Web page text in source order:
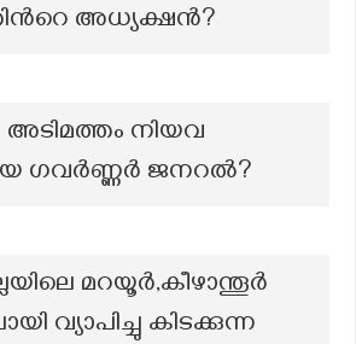
അധ്യക്ഷന്‍?
അടിമത്തം നിയവ
ഗവർണ്ണർ ജനറൽ?
മറയൂർ,കീഴാന്തൂർ
വ്യാപിച്ചു കിടക്കുന്ന